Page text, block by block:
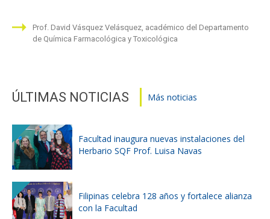
Prof. David Vásquez Velásquez, académico del Departamento
de Química Farmacológica y Toxicológica
ÚLTIMAS NOTICIAS Más noticias
Facultad inaugura nuevas instalaciones del
Herbario SQF Prof. Luisa Navas
Filipinas celebra 128 años y fortalece alianza
con la Facultad